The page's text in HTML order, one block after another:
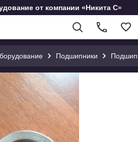
от компании «Никита С»
Подшипники